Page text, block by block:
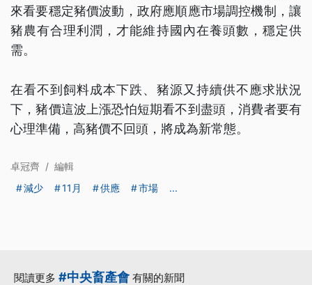
來看要穩定豬價波動，政府應順應市場調控機制，讓
豬農有合理利潤，才能維持國內在養頭數，穩定供
需。
在看不到飼料成本下跌、豬源又持續供不應求狀況
下，豬價這波上漲恐怕短期看不到盡頭，消費者要有
心理準備，高豬價不回頭，將成為新常態。
卓冠齊 / 編輯
減少
11月 供應 市場 ...
閱讀更多 #中央畜產會 有關的新聞